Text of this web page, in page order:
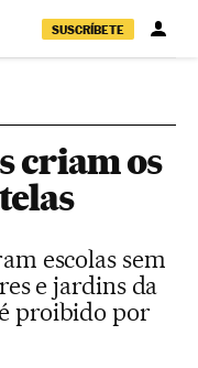
SUSCRÍBETE
criam os
escolas sem
e jardins da
proibido por